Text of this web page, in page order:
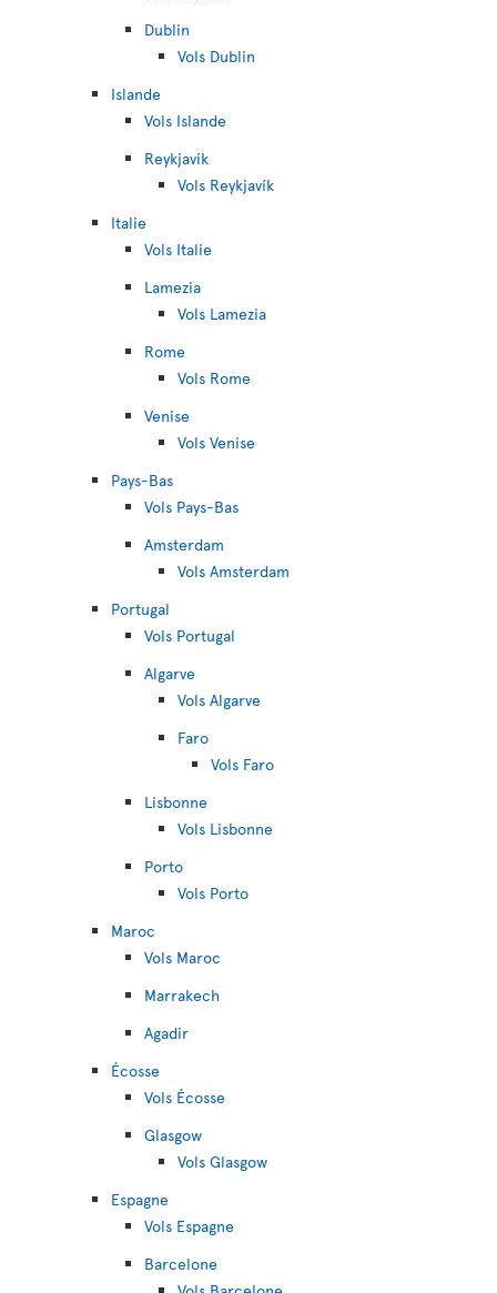
Dublin
Vols Dublin
Islande
Vols Islande
Reykjavík
Vols Reykjavík
Italie
Vols Italie
Lamezia
Vols Lamezia
Rome
Vols Rome
Venise
Vols Venise
Pays-Bas
Vols Pays-Bas
Amsterdam
Vols Amsterdam
Portugal
Vols Portugal
Algarve
Vols Algarve
Faro
Vols Faro
Lisbonne
Vols Lisbonne
Porto
Vols Porto
Maroc
Vols Maroc
Marrakech
Agadir
Écosse
Vols Écosse
Glasgow
Vols Glasgow
Espagne
Vols Espagne
Barcelone